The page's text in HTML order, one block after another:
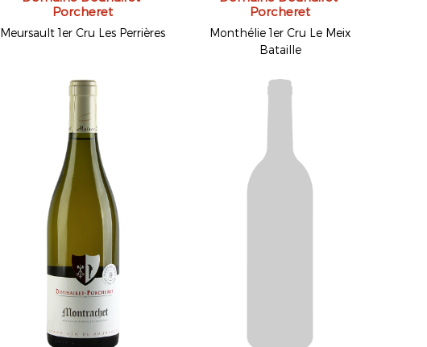
Porcheret
Meursault 1er Cru Les Perrières
Porcheret
Monthélie 1er Cru Le Meix
Bataille